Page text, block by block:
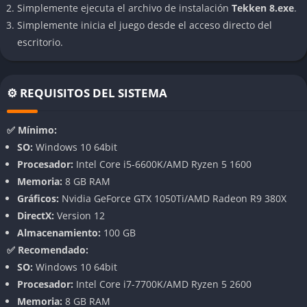
Motor gráfico Unreal Engine 5
El juego utiliza Unreal Engine 5, lo que permite un salto visual
significativo respecto a Tekken 7. Los modelos de los
más realistas, expresiones faciales dinámicas y animaciones
mucho más fluidas que transmiten brutalidad y emoción en
cada golpe.
La saga Tekken siempre ha tenido un trasfondo narrativo
Variedad de personajes y estilos de lucha
Desde clásicos como Paul, King o Nina hasta caras nuevas que
amplían el repertorio de estilos de combate, la plantilla es tan
Simplemente ejecuta el archivo de instalación Tekken 8.exe.
Simplemente inicia el juego desde el acceso directo del
escritorio.
⚙️ REQUISITOS DEL SISTEMA
✅ Mínimo:
SO: Windows 10 64bit
Procesador: Intel Core i5-6600K/AMD Ryzen 5 1600
Memoria: 8 GB RAM
Gráficos: Nvidia GeForce GTX 1050Ti/AMD Radeon R9 380X
DirectX: Version 12
Almacenamiento: 100 GB
✅ Recomendado:
SO: Windows 10 64bit
Procesador: Intel Core i7-7700K/AMD Ryzen 5 2600
Memoria: 8 GB RAM